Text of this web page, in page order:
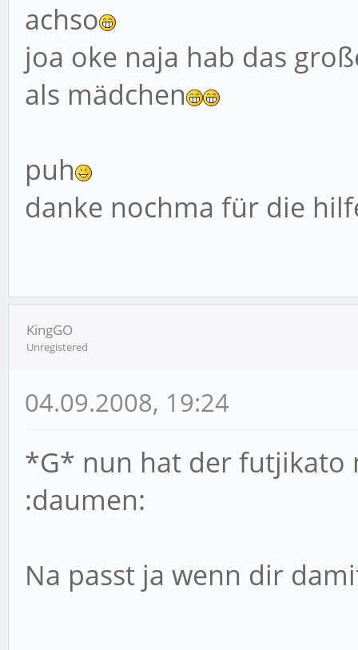
achso
joa oke naja hab das
als mädchen
puh
danke nochma für die
KingGO
Unregistered
04.09.2008, 19:24
*G* nun hat der futjikato
:daumen:
Na passt ja wenn dir